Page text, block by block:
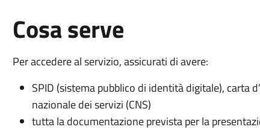
Cosa serve
Per accedere al servizio, assicurati di avere:
SPID (sistema pubblico di identità digitale), carta
nazionale dei servizi (CNS)
tutta la documentazione prevista per la